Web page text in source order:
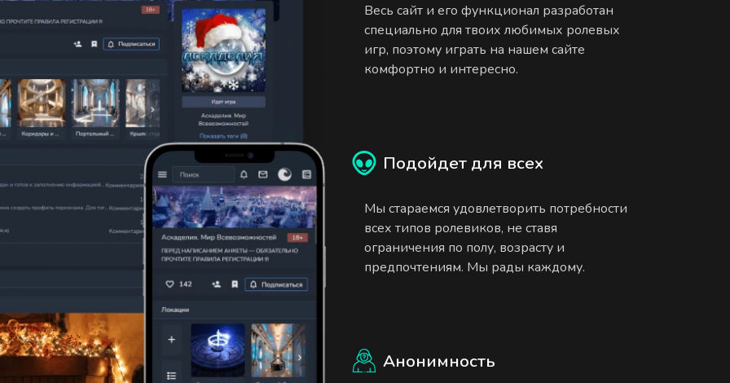
Весь сайт и его функционал разработан
специально для твоих любимых ролевых
игр, поэтому играть на нашем сайте
комфортно и интересно.
Подойдет для всех
Мы стараемся удовлетворить потребности
всех типов ролевиков, не ставя
ограничения по полу, возрасту и
предпочтениям. Мы рады каждому.
Анонимность